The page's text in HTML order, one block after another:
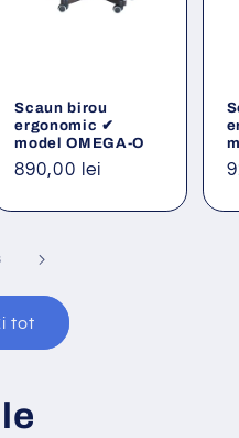
Scaun birou
ergonomic ✔
model OMEGA-O
Preț
890,00 lei
tot